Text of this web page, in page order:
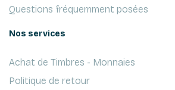
Questions fréquemment posées
Nos services
Achat de Timbres - Monnaies
Politique de retour